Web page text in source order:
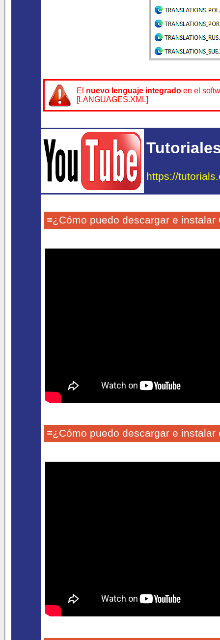
El nuevo lenguaje integrado en el
[LANGUAGES.XML]
https://
≡¿Cómo puedo descargar e
≡¿Cómo puedo descargar e